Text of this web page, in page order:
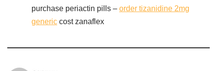
purchase periactin pills – order tizanidine 2mg
generic cost zanaflex